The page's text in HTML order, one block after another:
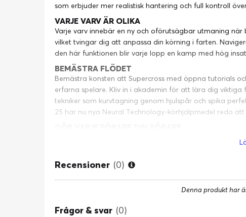
som erbjuder mer realistisk hantering och full kontroll
VARJE VARV ÄR OLIKA
Varje varv innebär en ny och oförutsägbar utmaning
vilket tvingar dig att anpassa din körning i farten.
den här funktionen blir varje lopp en kamp med hög
BEMÄSTRA FLÖDET
Bemästra konsten att Supercross med öppna tutorials
erfarna spelare. Kliv in i akademin för att lära dig
tekniker som kurvtagning genom hjulspår och spika
25 har nu nya Neural Technology-körhjälpmedel redo
vare en sömlös och komplett plattformsoberoende
mot spelare från hela världen, oavsett plattform, i
eller slåss om topplatsen i rankade topplistor,
Recensioner (0)
Denna produkt har
Frågor & svar (0)